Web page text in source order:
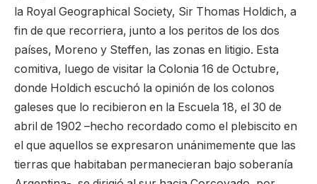
la Royal Geographical Society, Sir Thomas Holdich, a
fin de que recorriera, junto a los peritos de los dos
países, Moreno y Steffen, las zonas en litigio. Esta
comitiva, luego de visitar la Colonia 16 de Octubre,
donde Holdich escuchó la opinión de los colonos
galeses que lo recibieron en la Escuela 18, el 30 de
abril de 1902 –hecho recordado como el plebiscito en
el que aquellos se expresaron unánimemente que las
tierras que habitaban permanecieran bajo soberanía